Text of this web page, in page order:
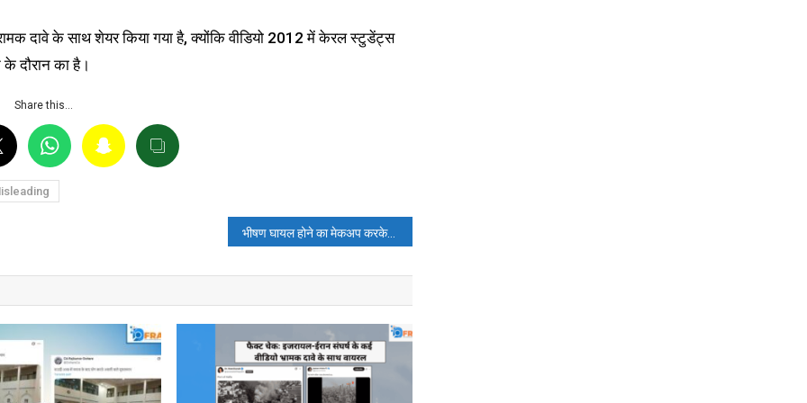
दावे के साथ शेयर किया गया है, क्योंकि वीडियो 2012 में केरल स्टुडेंट्स
के दौरान का है।
Share this…
भीषण घायल होने का मेकअप करके विक्टिम कार्ड खेल रहे हैं फ़िलिस्तीनी? जानें, वायरल वीडियो की सच्चाई